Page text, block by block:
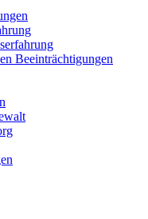
Beeinträchtigungen